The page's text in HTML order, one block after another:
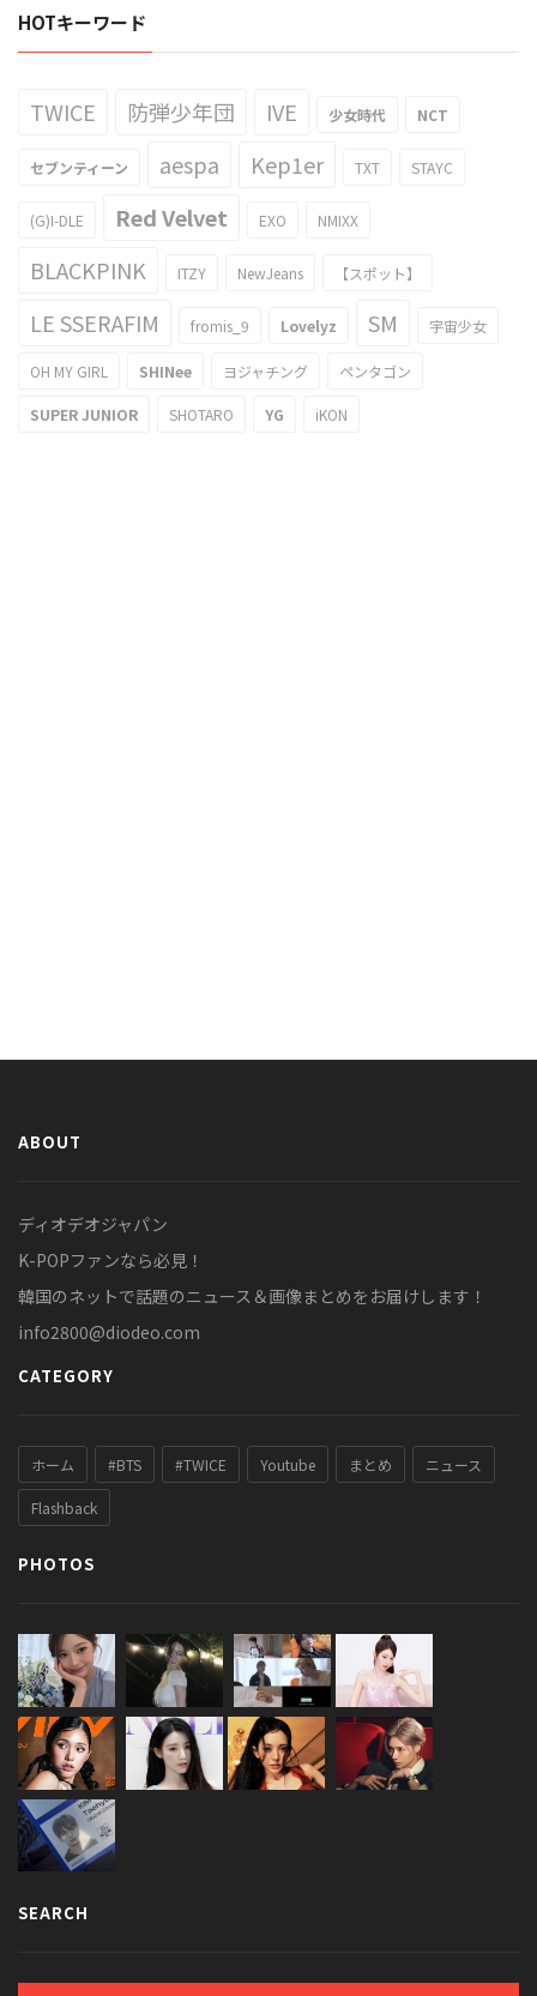
HOTキーワード
TWICE 防弾少年団 IVE 少女時代 NCT
セブンティーン aespa Kep1er TXT STAYC
(G)I-DLE Red Velvet EXO NMIXX
BLACKPINK ITZY NewJeans 【スポット】
LE SSERAFIM fromis_9 Lovelyz SM 宇宙少女
OH MY GIRL SHINee ヨジャチング ペンタゴン
SUPER JUNIOR SHOTARO YG iKON
ABOUT
ディオデオジャパン
K-POPファンなら必見！
韓国のネットで話題のニュース＆画像まとめをお届けします！
info2800@diodeo.com
CATEGORY
ホーム #BTS #TWICE Youtube まとめ ニュース
Flashback
PHOTOS
SEARCH